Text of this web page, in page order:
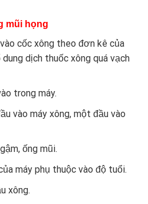
mũi họng
cốc xông theo đơn kê của
dịch thuốc xông quá vạch
trong máy.
vào máy xông, một đầu vào
ống mũi.
máy phụ thuộc vào độ tuổi.
xông.